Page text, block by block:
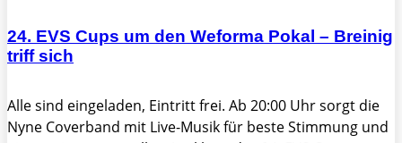
24. EVS Cups um den Weforma Pokal – Breinig
triff sich
Alle sind eingeladen, Eintritt frei. Ab 20:00 Uhr sorgt die
Nyne Coverband mit Live-Musik für beste Stimmung und